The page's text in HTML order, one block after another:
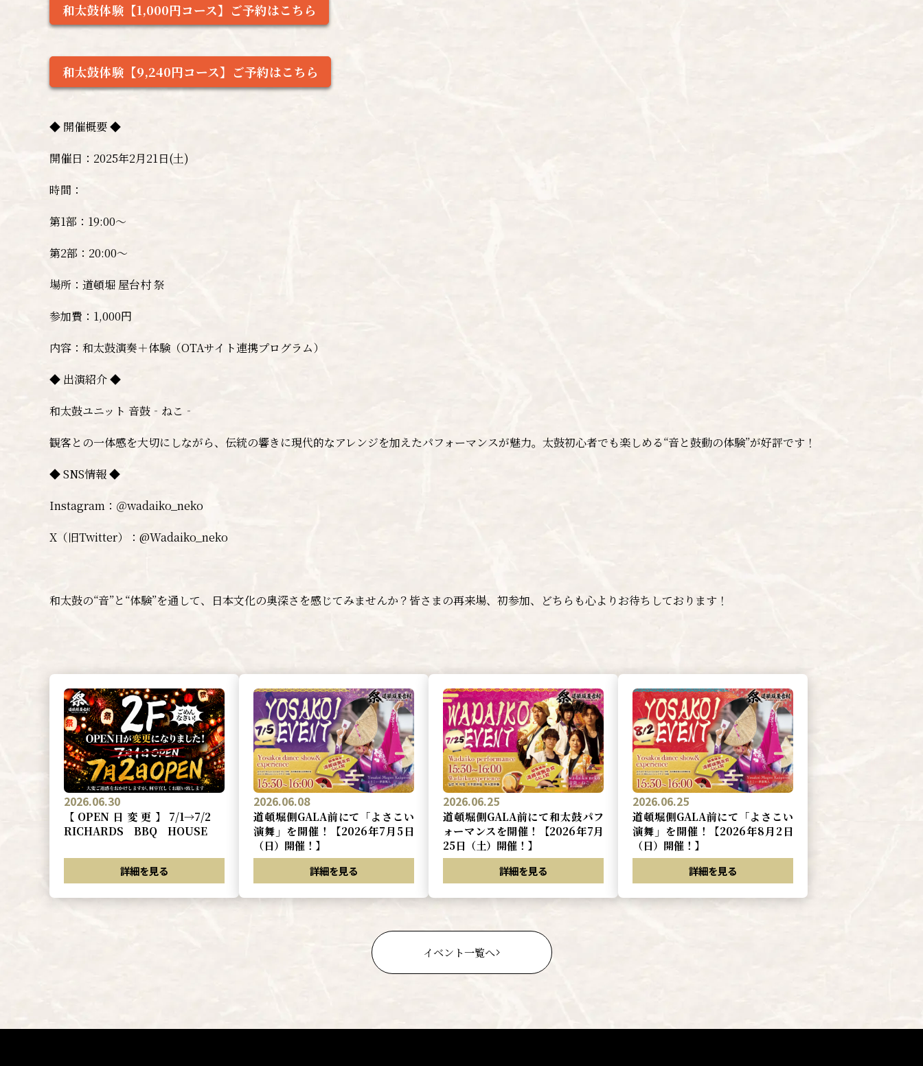
和太鼓体験【1,000円コース】ご予約はこちら
和太鼓体験【9,240円コース】ご予約はこちら
◆ 開催概要 ◆
開催日：2025年2月21日(土)
時間：
第1部：19:00～
第2部：20:00～
場所：道頓堀 屋台村 祭
参加費：1,000円
内容：和太鼓演奏＋体験（OTAサイト連携プログラム）
◆ 出演紹介 ◆
和太鼓ユニット 音鼓‐ねこ‐
観客との一体感を大切にしながら、伝統の響きに現代的なアレンジを加えたパフォーマンスが魅力。太鼓初心者でも楽しめる“音と鼓動の体験”が好評です！
◆ SNS情報 ◆
Instagram：＠wadaiko_neko
X（旧Twitter）：@Wadaiko_neko
和太鼓の“音”と“体験”を通して、日本文化の奥深さを感じてみませんか？皆さまの再来場、初参加、どちらも心よりお待ちしております！
2026.06.30
【OPEN日変更】7/1→7/2
RICHARDS BBQ HOUSE
詳細を見る
2026.06.08
道頓堀側GALA前にて「よさこい
演舞」を開催！【2026年7月5日
（日）開催！】
詳細を見る
2026.06.25
道頓堀側GALA前にて和太鼓パフ
ォーマンスを開催！【2026年7月
25日（土）開催！】
詳細を見る
2026.06.25
道頓堀側GALA前にて「よさこい
演舞」を開催！【2026年8月2日
（日）開催！】
詳細を見る
イベント一覧へ